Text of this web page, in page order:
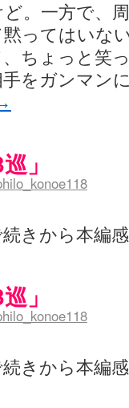
。一方で、
ってはいな
ちょっと笑
をガンマン
」
きから本編
」
きから本編